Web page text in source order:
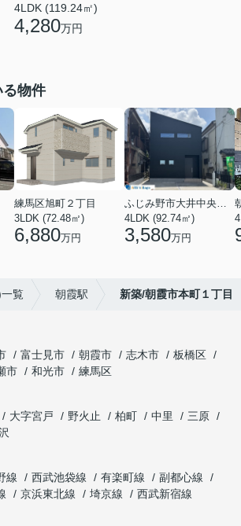
4LDK (119.24㎡)
4,280万円
る物件
練馬区旭町２丁目
3LDK (72.48㎡)
6,880万円
ふじみ野市大井中央４丁目
4LDK (92.74㎡)
3,580万円
覧 朝霞駅 新築/朝霞市本町１丁目
富士見市 朝霞市 志木市
板橋区
市 和光市
練馬区
大字宮戸 野火止 柏町 中里
三原
線 西武池袋線 有楽町線
副都心線
京浜東北線 埼京線
西武新宿線